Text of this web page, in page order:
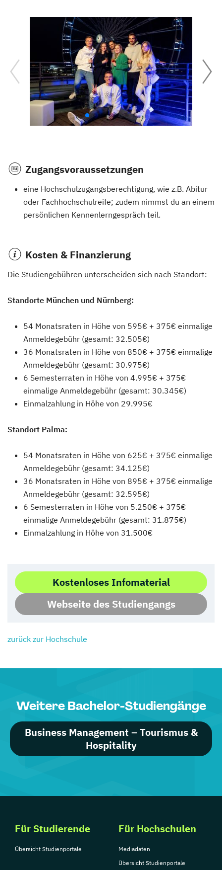
Zugangsvoraussetzungen
eine Hochschulzugangsberechtigung, wie z.B. Abitur
oder Fachhochschulreife; zudem nimmst du an einem
persönlichen Kennenlerngespräch teil.
Kosten & Finanzierung
Die Studiengebühren unterscheiden sich nach Standort:
Standorte München und Nürnberg:
54 Monatsraten in Höhe von 595€ + 375€ einmalige
Anmeldegebühr (gesamt: 32.505€)
36 Monatsraten in Höhe von 850€ + 375€ einmalige
Anmeldegebühr (gesamt: 30.975€)
6 Semesterraten in Höhe von 4.995€ + 375€
einmalige Anmeldegebühr (gesamt: 30.345€)
Einmalzahlung in Höhe von 29.995€
Standort Palma:
54 Monatsraten in Höhe von 625€ + 375€ einmalige
Anmeldegebühr (gesamt: 34.125€)
36 Monatsraten in Höhe von 895€ + 375€ einmalige
Anmeldegebühr (gesamt: 32.595€)
6 Semesterraten in Höhe von 5.250€ + 375€
einmalige Anmeldegebühr (gesamt: 31.875€)
Einmalzahlung in Höhe von 31.500€
Kostenloses Infomaterial
Webseite des Studiengangs
zurück zur Hochschule
Weitere Bachelor-Studiengänge
Business Management – Tourismus &
Hospitality
Für Studierende
Übersicht Studienportale
Für Hochschulen
Mediadaten
Übersicht Studienportale